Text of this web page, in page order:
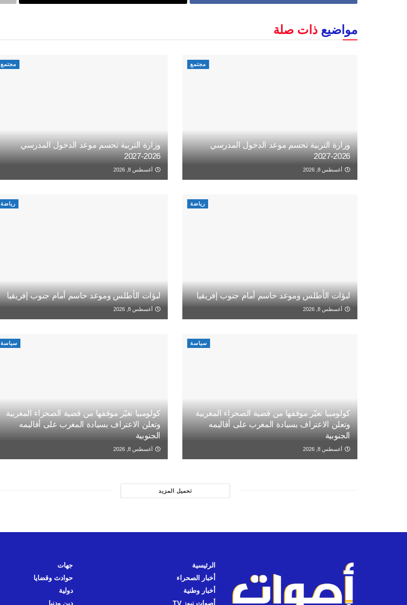
مواضيع ذات صلة
مجتمع
وزارة التربية تحسم موعد الدخول المدرسي
2026-2027
أغسطس 8, 2026
مجتمع
وزارة التربية تحسم موعد الدخول المدرسي
2026-2027
أغسطس 8, 2026
رياضة
لبؤات الأطلس وموعد حاسم أمام جنوب إفريقيا
أغسطس 8, 2026
رياضة
لبؤات الأطلس وموعد حاسم أمام جنوب إفريقيا
أغسطس 8, 2026
سياسة
كولومبيا تغيّر موقفها من قضية الصحراء المغربية
وتعلن الاعتراف بسيادة المغرب على أقاليمه
الجنوبية
أغسطس 8, 2026
سياسة
كولومبيا تغيّر موقفها من قضية الصحراء المغربية
وتعلن الاعتراف بسيادة المغرب على أقاليمه
الجنوبية
أغسطس 8, 2026
تحميل المزيد
الرئيسية
أخبار الصحراء
أخبار وطنية
أصوات نيوز TV
جهات
حوادث وقضايا
دولية
دين ودنيا